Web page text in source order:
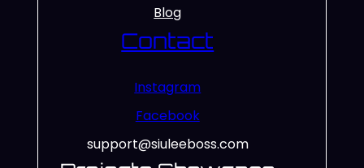
Blog
Contact
Instagram
Facebook
support@siuleeboss.com